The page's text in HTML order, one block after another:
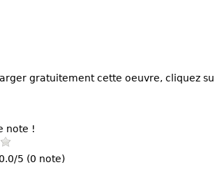
gratuitement cette oeuvre, cliquez
note !
5 (0 note)